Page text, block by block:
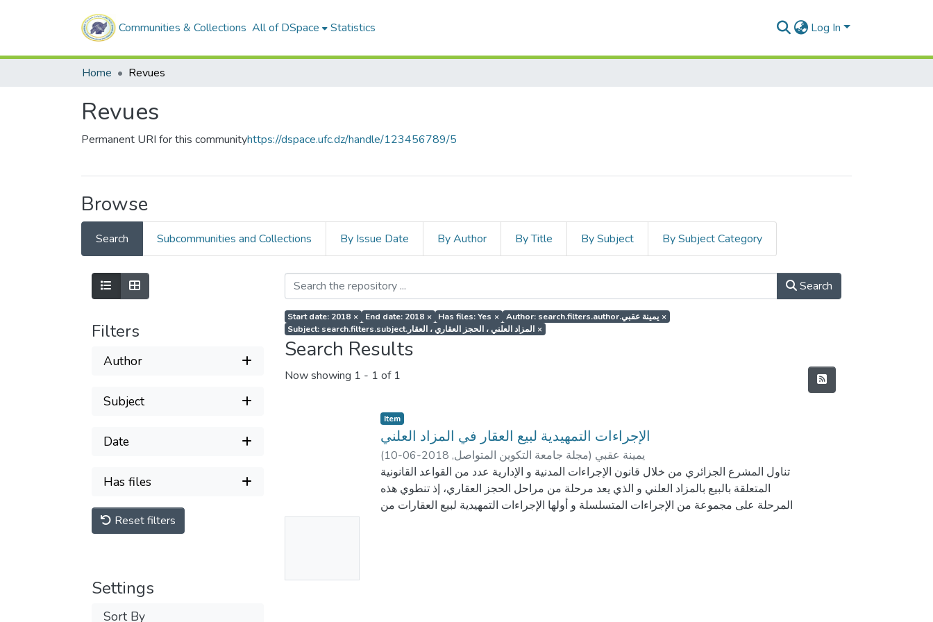
Communities & Collections All of DSpace Statistics Log In
Home Revues
Revues
Permanent URI for this communityhttps://dspace.ufc.dz/handle/123456789/5
Browse
Search Subcommunities and Collections By Issue Date By Author By Title By Subject By Subject Category
Filters
Author
Subject
Date
Has files
Reset filters
Settings
Sort By
Search
Start date: 2018 × End date: 2018 × Has files: Yes × Author: search.filters.author.يمينة عقبي ×
Subject: search.filters.subject.المزاد العلني ، الحجز العقاري ، العقار ×
Search Results
Now showing 1 - 1 of 1
Item
الإجراءات التمهيدية لبيع العقار في المزاد العلني
( مجلة جامعة التكوين المتواصل,
2018-06-10 ) يمينة عقبي
تناول المشرع الجزائري من خلال قانون الإجراءات المدنية و الإدارية عدد من القواعد القانونية
المتعلقة بالبيع بالمزاد العلني و الذي يعد مرحلة من مراحل الحجز العقاري، إذ تنطوي هذه
المرحلة على مجموعة من الإجراءات المتسلسلة و أولها الإجراءات التمهيدية لبيع العقارات من